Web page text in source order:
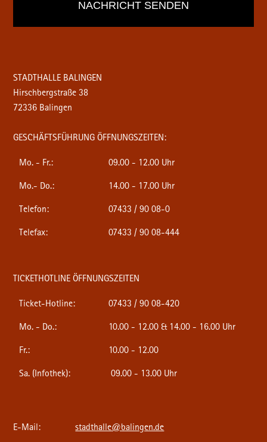
STADTHALLE BALINGEN
Hirschbergstraße 38
72336 Balingen
GESCHÄFTSFÜHRUNG ÖFFNUNGSZEITEN:
Mo. - Fr.: 09.00 - 12.00 Uhr
Mo.- Do.: 14.00 - 17.00 Uhr
Telefon: 07433 / 90 08-0
Telefax: 07433 / 90 08-444
TICKETHOTLINE ÖFFNUNGSZEITEN
Ticket-Hotline: 07433 / 90 08-420
Mo. - Do.: 10.00 - 12.00 & 14.00 - 16.00 Uhr
Fr.: 10.00 - 12.00
Sa. (Infothek): 09.00 - 13.00 Uhr
E-Mail: stadthalle@balingen.de